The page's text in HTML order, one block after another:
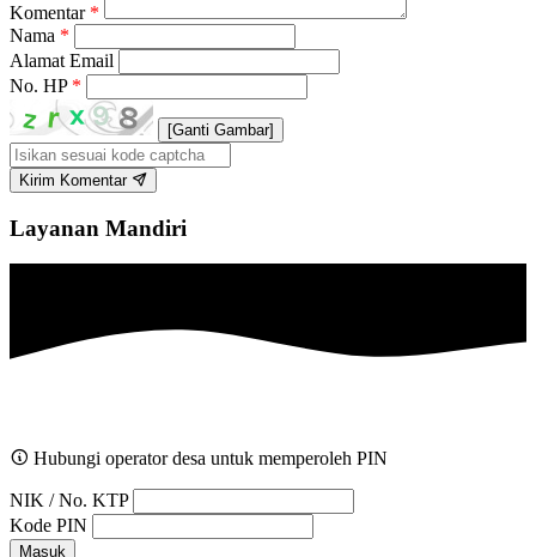
Komentar *
Nama *
Alamat Email
No. HP *
[Ganti Gambar]
Kirim Komentar
Layanan Mandiri
Hubungi operator desa untuk memperoleh PIN
NIK / No. KTP
Kode PIN
Masuk